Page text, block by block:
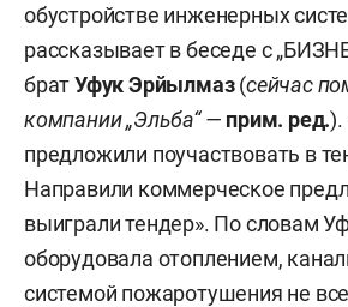
Затем периодически появлялись
объект могут передать
обустройство медклиники или
но в итоге здание у
«по очень справедливой цене»
правительство РТ. Это
договоренностей с новым
раз он пришел из Турции.
обустройстве инженерных
рассказывает в беседе с
братУфук Эрйылмаз(сейчас
компании „Эльба“ — прим. ред.).
предложили поучаствовать в
Направили коммерческое
выиграли тендер». По словам
оборудовала отоплением,
системой пожаротушения не